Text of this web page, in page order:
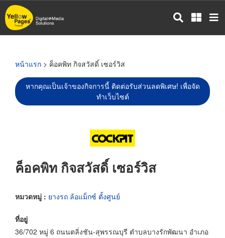
ข้าม
ไป
หน้าแรก > ค็อคพิท กิจสวัสดิ์ เซอร์วิส
หากคุณเป็นเจ้าของกิจการนี้ ติดต่อรับส่วนลดพิเศษ! เพื่อจัด
ทำเว็บไซต์
ค็อคพิท กิจสวัสดิ์ เซอร์วิส
หมวดหมู่ : ยางรถ ล้อแม็กซ์ ตั้งศูนย์
ที่อยู่
36/702 หมู่ 6 ถนนตลิ่งชัน-สุพรรณบุรี ตำบลบางรักพัฒนา อำเภอ